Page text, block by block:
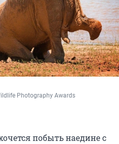
Photography Awards
побыть наедине с